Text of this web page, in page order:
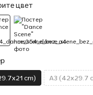
цвет
cm) A3 (42x29.7